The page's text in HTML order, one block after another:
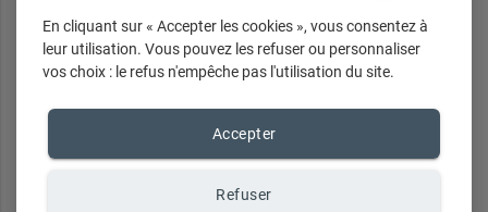
Liste de Naissances
marques
En cliquant sur « Accepter les cookies », vous consentez à
leur utilisation. Vous pouvez les refuser ou personnaliser
vos choix : le refus n'empêche pas l'utilisation du site.
Accepter
Refuser